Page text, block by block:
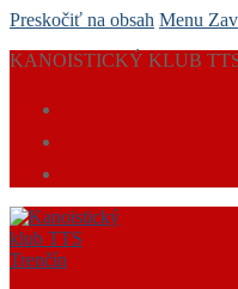
Preskočiť na obsah Menu
KANOISTICKÝ KLUB